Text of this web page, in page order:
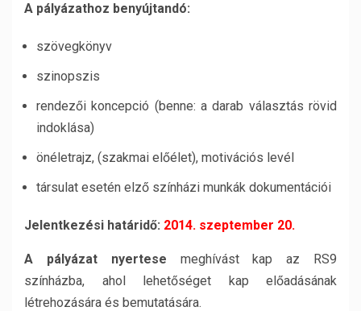
A pályázathoz benyújtandó:
szövegkönyv
szinopszis
rendezői koncepció (benne: a darab választás rövid
indoklása)
önéletrajz, (szakmai előélet), motivációs levél
társulat esetén elző színházi munkák dokumentációi
Jelentkezési határidő: 2014. szeptember 20.
A pályázat nyertese meghívást kap az RS9
színházba, ahol lehetőséget kap előadásának
létrehozására és bemutatására.